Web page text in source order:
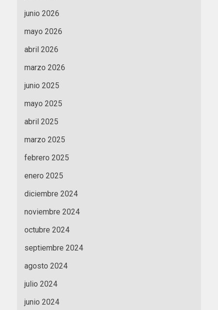
junio 2026
mayo 2026
abril 2026
marzo 2026
junio 2025
mayo 2025
abril 2025
marzo 2025
febrero 2025
enero 2025
diciembre 2024
noviembre 2024
octubre 2024
septiembre 2024
agosto 2024
julio 2024
junio 2024